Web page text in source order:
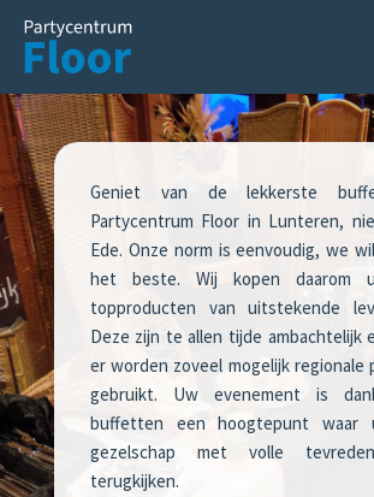
Over
ons
Geniet van de lekkerste
Partycentrum Floor in Lunteren,
Ede. Onze norm is eenvoudig, we
het beste. Wij kopen daarom
topproducten van uitstekende
Deze zijn te allen tijde ambachtelijk
er worden zoveel mogelijk regionale
gebruikt. Uw evenement is
buffetten een hoogtepunt
gezelschap met volle
terugkijken.